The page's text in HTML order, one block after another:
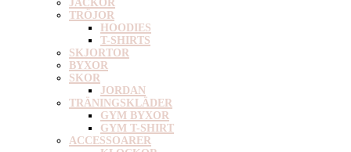
JACKOR
TRÖJOR
HOODIES
T-SHIRTS
SKJORTOR
BYXOR
SKOR
JORDAN
TRÄNINGSKLÄDER
GYM BYXOR
GYM T-SHIRT
ACCESSOARER